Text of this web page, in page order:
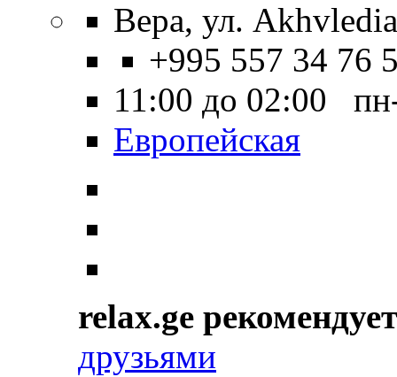
Вера, ул.
+995 557 34 76
11:00 до 02:00
Европейская
relax.ge рекомендует
друзьями